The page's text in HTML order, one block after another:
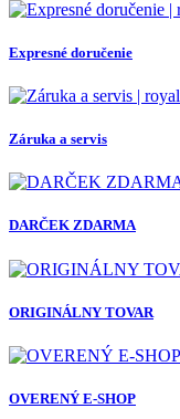
Expresné doručenie
Záruka a servis
DARČEK ZDARMA
ORIGINÁLNY TOVAR
OVERENÝ E-SHOP